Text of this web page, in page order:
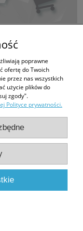
oknadachowe.pl
poprawne
ofertę do Twoich
przez nas wszystkich
użycie plików do
zgody".
Polityce prywatności.